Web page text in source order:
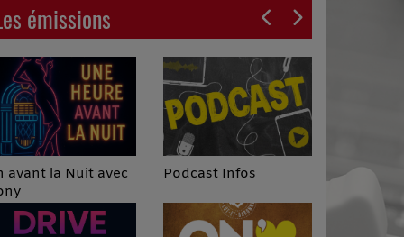
émissions
avant la Nuit avec
Podcast Infos